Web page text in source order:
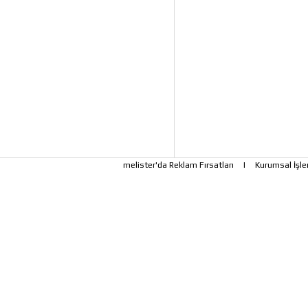
melister'da Reklam Fırsatları | Kurumsal